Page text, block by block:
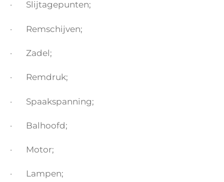
· Slijtagepunten;
· Remschijven;
· Zadel;
· Remdruk;
· Spaakspanning;
· Balhoofd;
· Motor;
· Lampen;